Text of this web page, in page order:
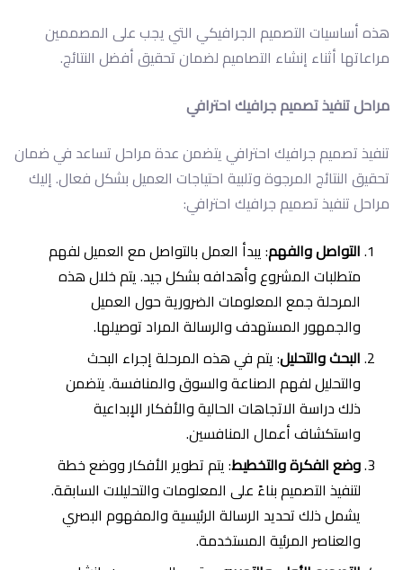
هذه أساسيات التصميم الجرافيكي التي يجب على المصممين
مراعاتها أثناء إنشاء التصاميم لضمان تحقيق أفضل النتائج.
مراحل تنفيذ تصميم جرافيك احترافي
تنفيذ تصميم جرافيك احترافي يتضمن عدة مراحل تساعد في ضمان
تحقيق النتائج المرجوة وتلبية احتياجات العميل بشكل فعال. إليك
مراحل تنفيذ تصميم جرافيك احترافي:
التواصل والفهم: يبدأ العمل بالتواصل مع العميل لفهم
متطلبات المشروع وأهدافه بشكل جيد. يتم خلال هذه
المرحلة جمع المعلومات الضرورية حول العميل
والجمهور المستهدف والرسالة المراد توصيلها.
البحث والتحليل: يتم في هذه المرحلة إجراء البحث
والتحليل لفهم الصناعة والسوق والمنافسة. يتضمن
ذلك دراسة الاتجاهات الحالية والأفكار الإبداعية
واستكشاف أعمال المنافسين.
وضع الفكرة والتخطيط: يتم تطوير الأفكار ووضع خطة
لتنفيذ التصميم بناءً على المعلومات والتحليلات السابقة.
يشمل ذلك تحديد الرسالة الرئيسية والمفهوم البصري
والعناصر المرئية المستخدمة.